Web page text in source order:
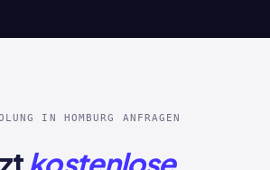
IN HOMBURG ANFRAGEN
kostenlose